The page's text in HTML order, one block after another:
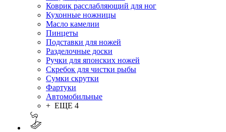
Коврик расслабляющий для ног
Кухонные ножницы
Масло камелии
Пинцеты
Подставки для ножей
Разделочные доски
Ручки для японских ножей
Скребок для чистки рыбы
Сумки скрутки
Фартуки
Автомобильные
+ ЕЩЕ 4